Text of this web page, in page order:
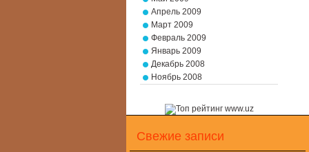
Апрель 2009
Март 2009
Февраль 2009
Январь 2009
Декабрь 2008
Ноябрь 2008
Свежие записи